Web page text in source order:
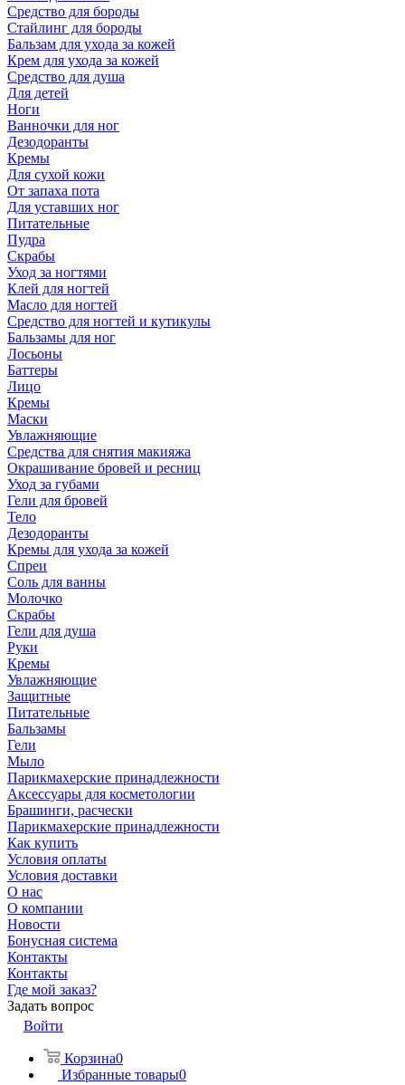
Средство для бороды
Стайлинг для бороды
Бальзам для ухода за кожей
Крем для ухода за кожей
Средство для душа
Для детей
Ноги
Ванночки для ног
Дезодоранты
Кремы
Для сухой кожи
От запаха пота
Для уставших ног
Питательные
Пудра
Скрабы
Уход за ногтями
Клей для ногтей
Масло для ногтей
Средство для ногтей и кутикулы
Бальзамы для ног
Лосьоны
Баттеры
Лицо
Кремы
Маски
Увлажняющие
Средства для снятия макияжа
Окрашивание бровей и ресниц
Уход за губами
Гели для бровей
Тело
Дезодоранты
Кремы для ухода за кожей
Спреи
Соль для ванны
Молочко
Скрабы
Гели для душа
Руки
Кремы
Увлажняющие
Защитные
Питательные
Бальзамы
Гели
Мыло
Парикмахерские принадлежности
Аксессуары для косметологии
Брашинги, расчески
Парикмахерские принадлежности
Как купить
Условия оплаты
Условия доставки
О нас
О компании
Новости
Бонусная система
Контакты
Контакты
Где мой заказ?
Задать вопрос
Войти
Корзина0
Избранные товары0